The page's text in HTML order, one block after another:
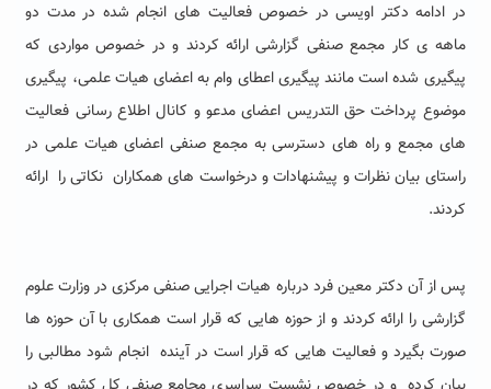
در ادامه دکتر اویسی در خصوص فعالیت های انجام شده در مدت دو
ماهه ی کار مجمع صنفی گزارشی ارائه کردند و در خصوص مواردی که
پیگیری شده است مانند پیگیری اعطای وام به اعضای هیات علمی، پیگیری
موضوع پرداخت حق التدریس اعضای مدعو و کانال اطلاع رسانی فعالیت
های مجمع و راه های دسترسی به مجمع صنفی اعضای هیات علمی در
راستای بیان نظرات و پیشنهادات و درخواست های همکاران نکاتی را ارائه
کردند.
پس از آن دکتر معین فرد درباره هیات اجرایی صنفی مرکزی در وزارت علوم
گزارشی را ارائه کردند و از حوزه هایی که قرار است همکاری با آن حوزه ها
صورت بگیرد و فعالیت هایی که قرار است در آینده انجام شود مطالبی را